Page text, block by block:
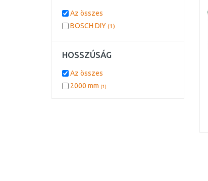
Az összes
BOSCH DIY (1)
HOSSZÚSÁG
Az összes
2000 mm (1)